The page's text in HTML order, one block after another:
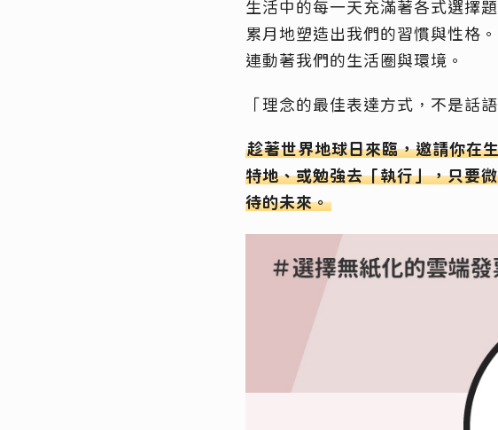
生活中的每一天充滿著各式選擇
累月地塑造出我們的習慣與性格
連動著我們的生活圈與環境。
「理念的最佳表達方式，不是話
趁著世界地球日來臨，邀請你在
特地、或勉強去「執行」，只要
待的未來。